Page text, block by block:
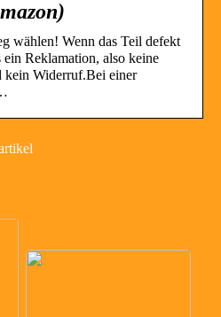
wählen! Wenn das Teil defekt
Reklamation, also keine
kein Widerruf.Bei einer